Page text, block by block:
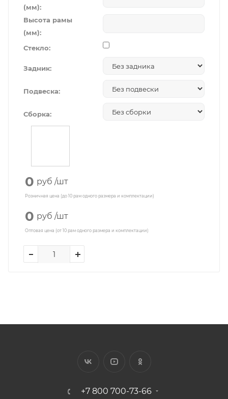
(мм):
Высота рамы
(мм):
Стекло:
Задник:
Подвеска:
Сборка:
0 руб /шт
Розничная цена (до 10 рам одного размера и комплектации)
0 руб /шт
Оптовая цена (от 10 рам одного размера и комплектации)
+7 800 700-73-66